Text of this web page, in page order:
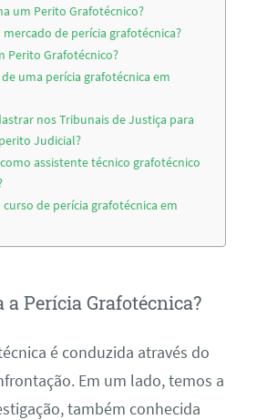
um Perito Grafotécnico?
de perícia grafotécnica?
Perito Grafotécnico?
uma perícia grafotécnica em
nos Tribunais de Justiça para
Judicial?
assistente técnico grafotécnico
curso de perícia grafotécnica em
a Perícia Grafotécnica?
é conduzida através do
Em um lado, temos a
também conhecida